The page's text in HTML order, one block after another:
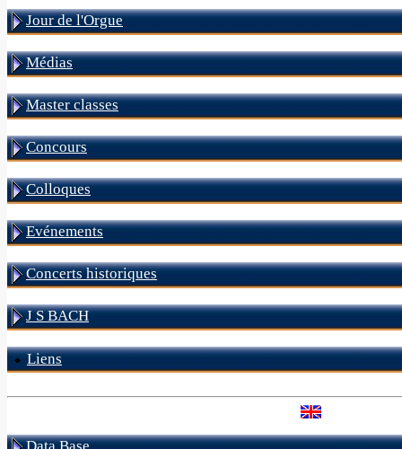
Jour de l'Orgue
Médias
Master classes
Concours
Colloques
Evénements
Concerts historiques
J S BACH
Liens